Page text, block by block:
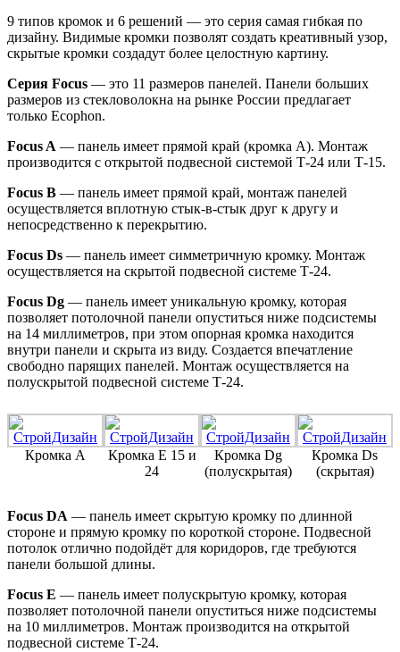
9 типов кромок и 6 решений — это серия самая гибкая по
дизайну. Видимые кромки позволят создать креативный узор,
скрытые кромки создадут более целостную картину.
Серия Focus — это 11 размеров панелей. Панели больших
размеров из стекловолокна на рынке России предлагает
только Ecophon.
Focus A — панель имеет прямой край (кромка А). Монтаж
производится с открытой подвесной системой Т-24 или Т-15.
Focus B — панель имеет прямой край, монтаж панелей
осуществляется вплотную стык-в-стык друг к другу и
непосредственно к перекрытию.
Focus Ds — панель имеет симметричную кромку. Монтаж
осуществляется на скрытой подвесной системе Т-24.
Focus Dg — панель имеет уникальную кромку, которая
позволяет потолочной панели опуститься ниже подсистемы
на 14 миллиметров, при этом опорная кромка находится
внутри панели и скрыта из виду. Создается впечатление
свободно парящих панелей. Монтаж осуществляется на
полускрытой подвесной системе Т-24.
Кромка А
Кромка Е 15 и
24
Кромка Dg
(полускрытая)
Кромка Ds
(скрытая)
Focus DA — панель имеет скрытую кромку по длинной
стороне и прямую кромку по короткой стороне. Подвесной
потолок отлично подойдёт для коридоров, где требуются
панели большой длины.
Focus E — панель имеет полускрытую кромку, которая
позволяет потолочной панели опуститься ниже подсистемы
на 10 миллиметров. Монтаж производится на открытой
подвесной системе Т-24.